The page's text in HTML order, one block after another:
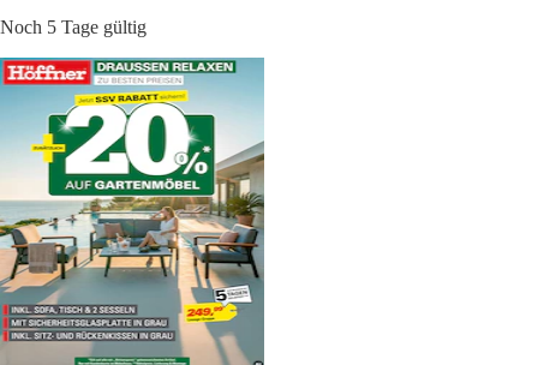
Noch 5 Tage gültig